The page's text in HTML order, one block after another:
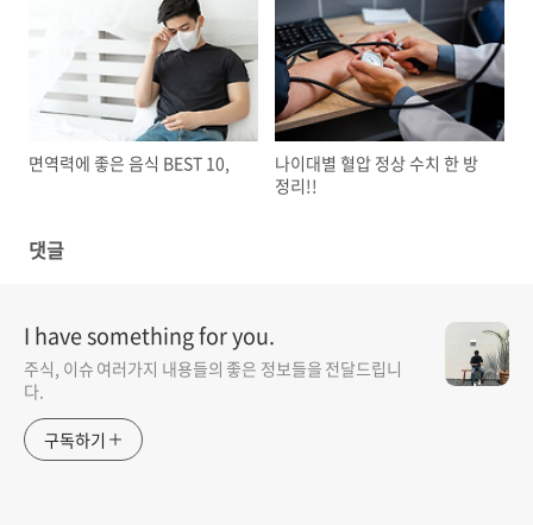
면역력에 좋은 음식 BEST 10,
나이대별 혈압 정상 수치 한 방
정리!!
댓글
I have something for you.
주식, 이슈 여러가지 내용들의 좋은 정보들을 전달드립니
다.
구독하기